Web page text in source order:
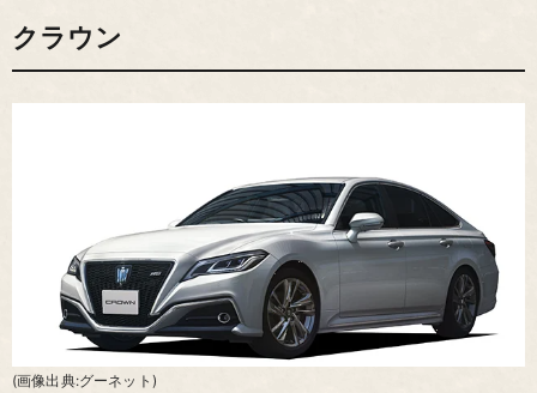
クラウン
(画像出典:グーネット)